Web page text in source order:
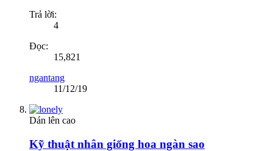
Trả lời:
4
Đọc:
15,821
ngantang
11/12/19
Dán lên cao
Kỹ thuật nhân giống hoa ngàn sao